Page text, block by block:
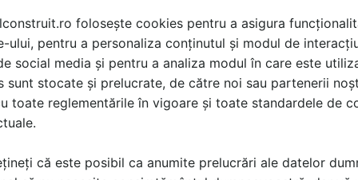
cu bambus și cu ecrane glisante placate cu
în acel spațiu. Această fațadă filtrează ușor lumina
calde de vară.
ales pentru cadrul fațadei, în primul rând datorită
de important datorită irigațiilor instalate pentruplant
folosește cookies pentru a asigura
ului, pentru a personaliza conținutul și modul de
social media și pentru a analiza modul în care este
sunt stocate și prelucrate, de către noi sau partenerii
toate reglementările în vigoare și toate standardele de
că este posibil ca anumite prelucrări ale datelor